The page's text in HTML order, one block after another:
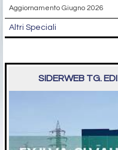
Aggiornamento Giugno 2026
Altri Speciali
SIDERWEB TG.